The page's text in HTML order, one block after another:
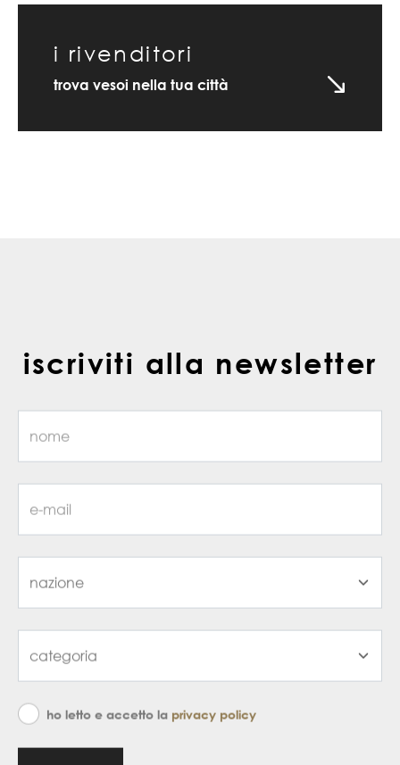
i rivenditori
trova vesoi nella tua città
iscriviti alla newsletter
ho letto e accetto la privacy policy